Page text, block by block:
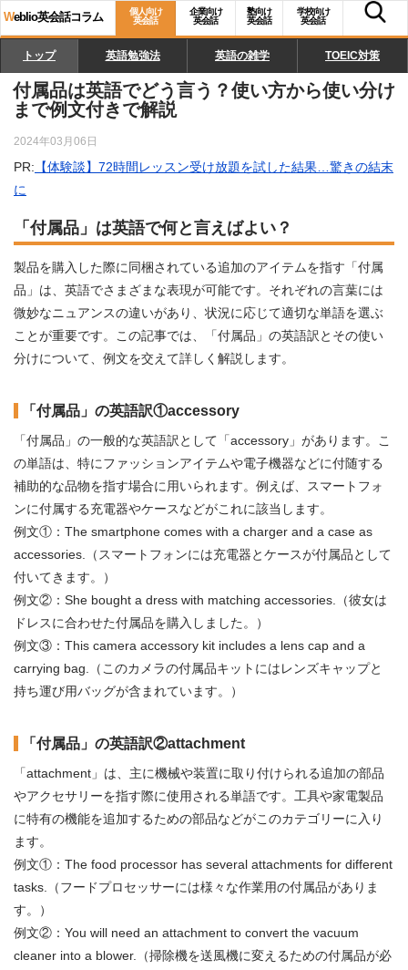
Weblio英会話コラム
個人向け
英会話
企業向け
英会話
塾向け
英会話
学校向け
英会話
トップ 英語勉強法 英語の雑学 TOEIC対策
付属品は英語でどう言う？使い方から使い分け
まで例文付きで解説
2024年03月06日
PR: 【体験談】72時間レッスン受け放題を試した結果…驚きの結末
に
「付属品」は英語で何と言えばよい？
製品を購入した際に同梱されている追加のアイテムを指す「付属
品」は、英語でさまざまな表現が可能です。それぞれの言葉には
微妙なニュアンスの違いがあり、状況に応じて適切な単語を選ぶ
ことが重要です。この記事では、「付属品」の英語訳とその使い
分けについて、例文を交えて詳しく解説します。
「付属品」の英語訳①accessory
「付属品」の一般的な英語訳として「accessory」があります。こ
の単語は、特にファッションアイテムや電子機器などに付随する
補助的な品物を指す場合に用いられます。例えば、スマートフォ
ンに付属する充電器やケースなどがこれに該当します。
例文①：The smartphone comes with a charger and a case as
accessories.（スマートフォンには充電器とケースが付属品として
付いてきます。）
例文②：She bought a dress with matching accessories.（彼女は
ドレスに合わせた付属品を購入しました。）
例文③：This camera accessory kit includes a lens cap and a
carrying bag.（このカメラの付属品キットにはレンズキャップと
持ち運び用バッグが含まれています。）
「付属品」の英語訳②attachment
「attachment」は、主に機械や装置に取り付けられる追加の部品
やアクセサリーを指す際に使用される単語です。工具や家電製品
に特有の機能を追加するための部品などがこのカテゴリーに入り
ます。
例文①：The food processor has several attachments for different
tasks.（フードプロセッサーには様々な作業用の付属品がありま
す。）
例文②：You will need an attachment to convert the vacuum
cleaner into a blower.（掃除機を送風機に変えるための付属品が必